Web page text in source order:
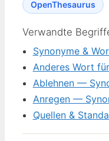
OpenThesaurus
Verwandte
Synonyme &
Anderes Wort für
Ablehnen —
Anregen —
Quellen &